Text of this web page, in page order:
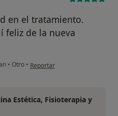
en el tratamiento.
feliz de la nueva
• Otro • en opinión del usuario MJ
Reportar
Estética, Fisioterapia y